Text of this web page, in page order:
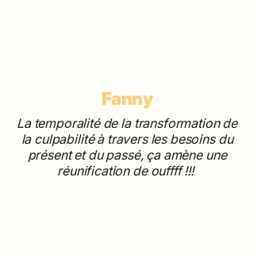
Fanny
La temporalité de la transformation de
la culpabilité à travers les besoins du
présent et du passé, ça amène une
réunification de ouffff !!!